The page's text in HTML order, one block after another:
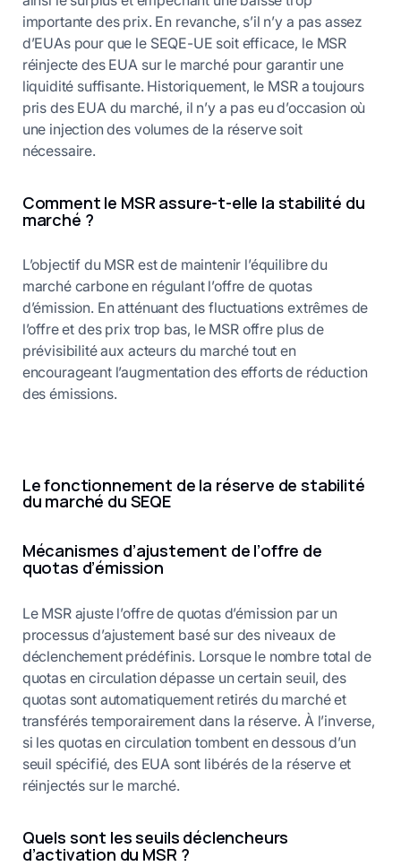
importante des prix. En revanche, s’il n’y a pas assez
d’EUAs pour que le SEQE-UE soit efficace, le MSR
réinjecte des EUA sur le marché pour garantir une
liquidité suffisante. Historiquement, le MSR a toujours
pris des EUA du marché, il n’y a pas eu d’occasion où
une injection des volumes de la réserve soit
nécessaire.
Comment le MSR assure-t-elle la stabilité du
marché ?
L’objectif du MSR est de maintenir l’équilibre du
marché carbone en régulant l’offre de quotas
d’émission. En atténuant des fluctuations extrêmes de
l’offre et des prix trop bas, le MSR offre plus de
prévisibilité aux acteurs du marché tout en
encourageant l’augmentation des efforts de réduction
des émissions.
Le fonctionnement de la réserve de stabilité
du marché du SEQE
Mécanismes d’ajustement de l’offre de
quotas d’émission
Le MSR ajuste l’offre de quotas d’émission par un
processus d’ajustement basé sur des niveaux de
déclenchement prédéfinis. Lorsque le nombre total de
quotas en circulation dépasse un certain seuil, des
quotas sont automatiquement retirés du marché et
transférés temporairement dans la réserve. À l’inverse,
si les quotas en circulation tombent en dessous d’un
seuil spécifié, des EUA sont libérés de la réserve et
réinjectés sur le marché.
Quels sont les seuils déclencheurs
d’activation du MSR ?